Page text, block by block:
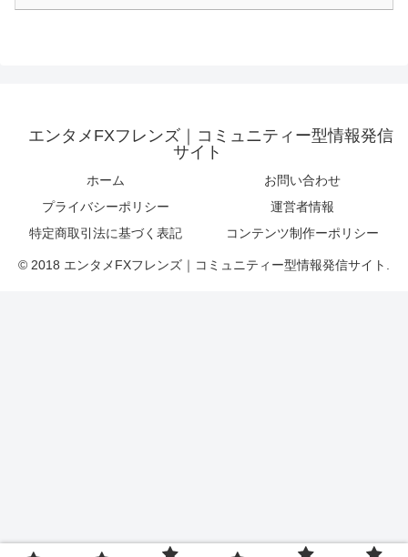
エンタメFXフレンズ｜コミュニティー型情報発信
サイト
ホーム
お問い合わせ
プライバシーポリシー
運営者情報
特定商取引法に基づく表記
コンテンツ制作ーポリシー
© 2018 エンタメFXフレンズ｜コミュニティー型情報発信サイト.